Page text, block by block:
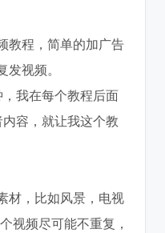
教程，简单的加广告
视频。
我在每个教程后面
容，就让我这个教
材，比如风景，电视
视频尽可能不重复，